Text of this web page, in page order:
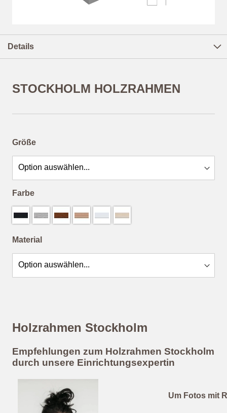
STOCKHOLM HOLZRAHMEN
ab 16,44 €
Größe
Farbe
Material
der
Details
Holzrahmen Stockholm
Empfehlungen zum Holzrahmen Stockholm
durch unsere Einrichtungsexpertin
Um Fotos mit